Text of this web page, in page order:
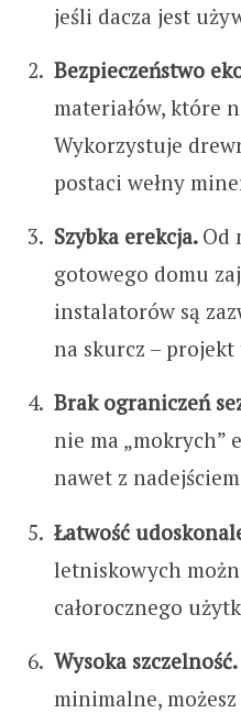
jeśli dacza jest
Bezpieczeństwo
materiałów, które
Wykorzystuje
postaci wełny
Szybka erekcja. Od
gotowego domu
instalatorów są
na skurcz –
Brak ograniczeń
nie ma „mokrych”
nawet z
Łatwość
letniskowych
całorocznego
Wysoka szczelność.
minimalne,